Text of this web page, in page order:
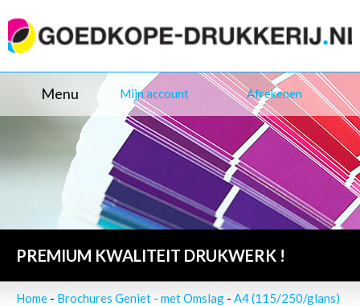
Menu Mijn account Afrekenen
PREMIUM KWALITEIT DRUKWERK !
Home - Brochures Geniet - met Omslag - A4 (115/250/glans)